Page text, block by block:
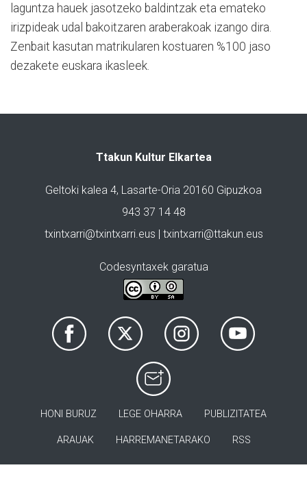
laguntza hauek jasotzeko baldintzak eta emateko
irizpideak udal bakoitzaren araberakoak izango dira.
Zenbait kasutan matrikularen kostuaren %100 jaso
dezakete euskara ikasleek.
Ttakun Kultur Elkartea
Geltoki kalea 4, Lasarte-Oria 20160 Gipuzkoa
943 37 14 48
txintxarri@txintxarri.eus | txintxarri@ttakun.eus
Codesyntaxek garatua
HONI BURUZ LEGE OHARRA PUBLIZITATEA
ARAUAK HARREMANETARAKO RSS